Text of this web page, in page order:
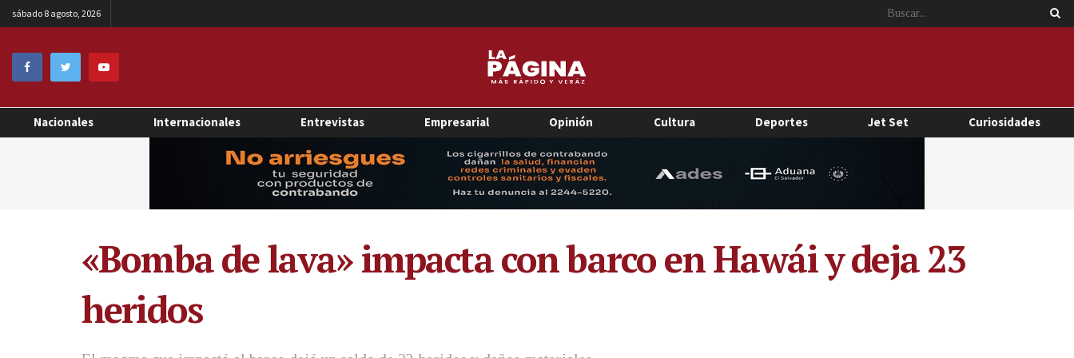
sábado 8 agosto, 2026
Nacionales Internacionales Entrevistas Empresarial Opinión Cultura Deportes Jet Set Curiosidades
«Bomba de lava» impacta con barco en Hawái y deja 23
heridos